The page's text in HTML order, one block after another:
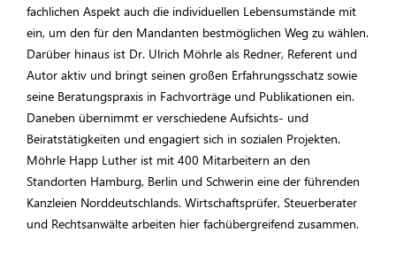
fachlichen Aspekt auch die individuellen Lebensumstände mit
ein, um den für den Mandanten bestmöglichen Weg zu wählen.
Darüber hinaus ist Dr. Ulrich Möhrle als Redner, Referent und
Autor aktiv und bringt seinen großen Erfahrungsschatz sowie
seine Beratungspraxis in Fachvorträge und Publikationen ein.
Daneben übernimmt er verschiedene Aufsichts- und
Beiratstätigkeiten und engagiert sich in sozialen Projekten.
Möhrle Happ Luther ist mit 400 Mitarbeitern an den
Standorten Hamburg, Berlin und Schwerin eine der führenden
Kanzleien Norddeutschlands. Wirtschaftsprüfer, Steuerberater
und Rechtsanwälte arbeiten hier fachübergreifend zusammen.